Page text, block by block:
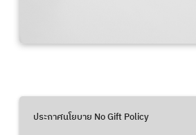
ประกาศนโยบาย No Gift Policy